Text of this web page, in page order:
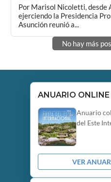
Por Marisol Nicoletti, desde
ejerciendo la Presidencia
Asunción reunió a...
No hay más
ANUARIO ONLINE
Anuario
del Este
VER